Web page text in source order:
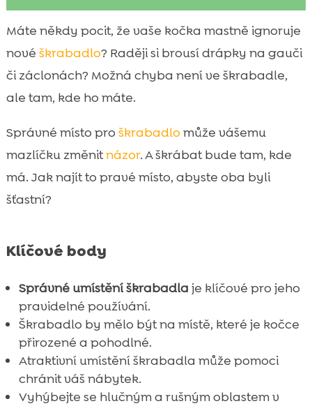
 Význam škrabadla pro kočky
 Optimální umístění škrabadla

Vhodné umístění škrabadla závisí na
prostoru
 Vyhýbat se hlučným a rušným oblastem
 Škrabadlo v blízkosti spacího místa kočky
Škrabadlo v obývacím pokoji nebo
kuchyni?
Výběr vhodného škrabadla pro vaši kočku
Tipy pro údržbu škrabadla
 Alternativní použití škrabadla
 Nezapomeň na vhodné stelivo
 Závěr
FAQ
Máte někdy pocit, že vaše kočka mastně ignoruje
nové škrabadlo? Raději si brousí drápky na gauči
či záclonách? Možná chyba není ve škrabadle,
ale tam, kde ho máte.
Správné místo pro škrabadlo může vášemu
mazlíčku změnitnázor. A škrábat bude tam, kde
má. Jak najít to pravé místo, abyste oba byli
šťastní?
Klíčové body
Správné umístění škrabadla je klíčové pro jeho
pravidelné používání.
Škrabadlo by mělo být na místě, které je kočce
přirozené a pohodlné.
Atraktivní umístění škrabadla může pomoci
chránit váš nábytek.
Vyhýbejte se hlučným a rušným oblastem v